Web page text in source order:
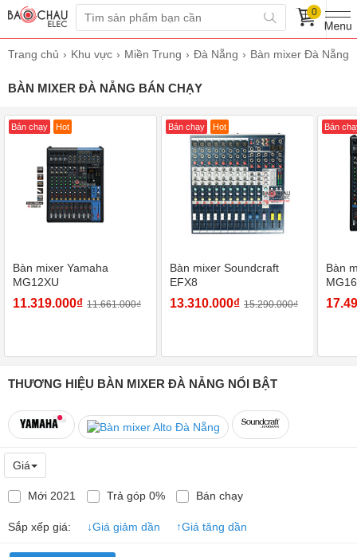
0
Trang chủ Khu vực Miền Trung Đà Nẵng Bàn mixer Đà Nẵng
BÀN MIXER ĐÀ NẴNG BÁN CHẠY
Bàn mixer Yamaha
MG12XU
11.319.000₫ 11.661.000₫
Bán chạy Hot
Bàn mixer Soundcraft
EFX8
13.310.000₫ 15.290.000₫
Bán chạy Hot
Bàn
Bán
THƯƠNG HIỆU BÀN MIXER ĐÀ NẴNG NỔI BẬT
Giá
Mới 2021 Trả góp 0% Bán chạy
Sắp xếp giá: ↓Giá giảm dần ↑Giá tăng dần